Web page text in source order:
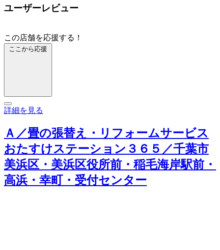
ユーザーレビュー
この店舗を応援する！
ここから応援
詳細を見る
Ａ／畳の張替え・リフォームサービス
おたすけステーション３６５／千葉市
美浜区・美浜区役所前・稲毛海岸駅前・
高浜・幸町・受付センター